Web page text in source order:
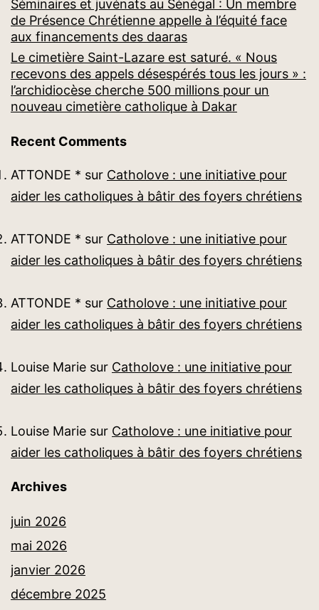
Séminaires et juvénats au Sénégal : Un membre
de Présence Chrétienne appelle à l’équité face
aux financements des daaras
Le cimetière Saint-Lazare est saturé. « Nous
recevons des appels désespérés tous les jours » :
l’archidiocèse cherche 500 millions pour un
nouveau cimetière catholique à Dakar
Recent Comments
ATTONDE * sur Catholove : une initiative pour
aider les catholiques à bâtir des foyers chrétiens
ATTONDE * sur Catholove : une initiative pour
aider les catholiques à bâtir des foyers chrétiens
ATTONDE * sur Catholove : une initiative pour
aider les catholiques à bâtir des foyers chrétiens
Louise Marie sur Catholove : une initiative pour
aider les catholiques à bâtir des foyers chrétiens
Louise Marie sur Catholove : une initiative pour
aider les catholiques à bâtir des foyers chrétiens
Archives
juin 2026
mai 2026
janvier 2026
décembre 2025